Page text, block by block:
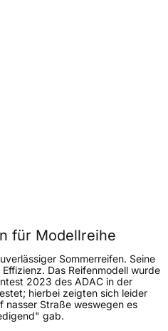
h
für Modellreihe
Sommerreifen. Seine
Das Reifenmodell wurde
2023 des ADAC in der
hierbei zeigten sich leider
nasser Straße weswegen es
gab.